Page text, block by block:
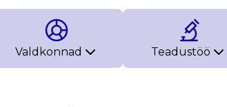
Valdkonnad Teadustöö